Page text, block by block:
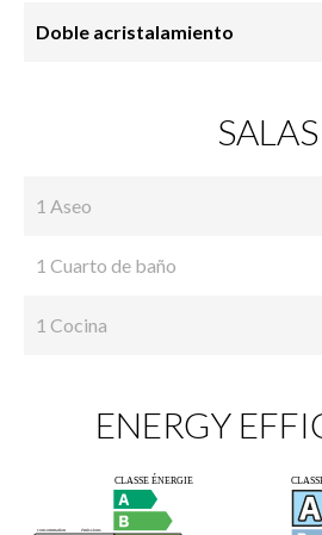
Doble acristalamiento
SALAS
1 Aseo
1 Cuarto de baño
1 Cocina
ENERGY